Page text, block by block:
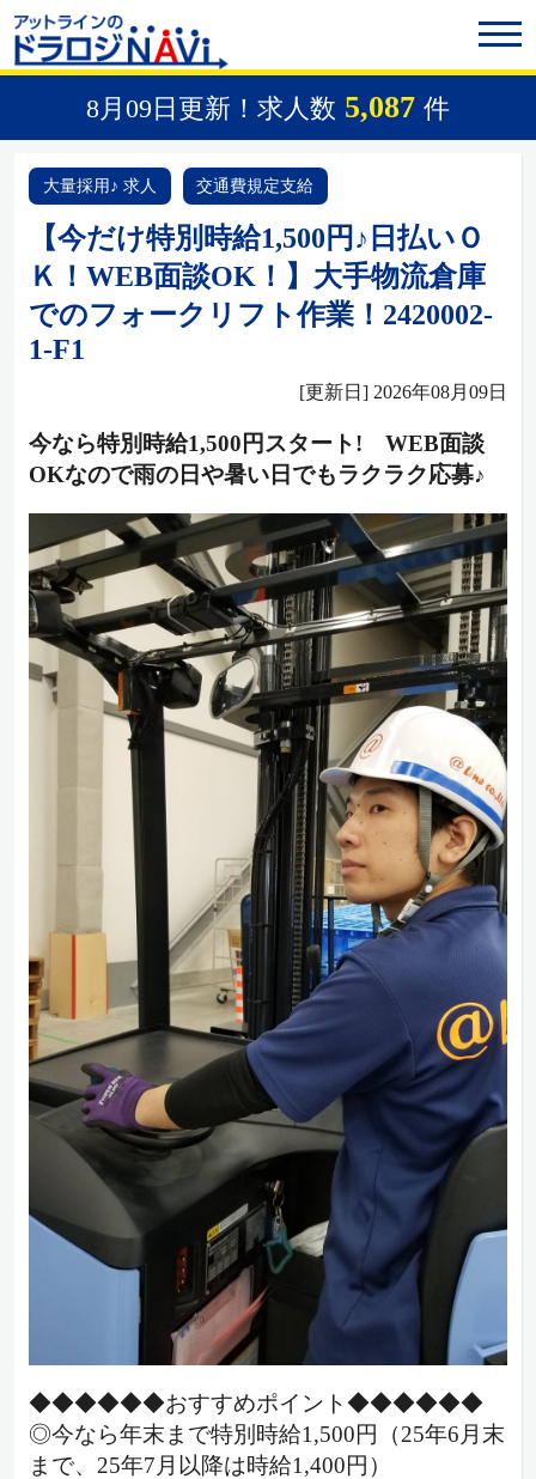
8月09日更新！求人数 5,087 件
大量採用♪ 求人 交通費規定支給
【今だけ特別時給1,500円♪日払いＯ
Ｋ！WEB面談OK！】大手物流倉庫
でのフォークリフト作業！2420002-
1-F1
[更新日] 2026年08月09日
今なら特別時給1,500円スタート! WEB面談
OKなので雨の日や暑い日でもラクラク応募♪
◆◆◆◆◆◆おすすめポイント◆◆◆◆◆◆
◎今なら年末まで特別時給1,500円（25年6月末
まで、25年7月以降は時給1,400円）